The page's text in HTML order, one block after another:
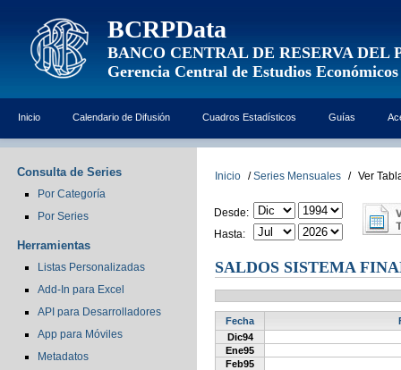
BCRPData
BANCO CENTRAL DE RESERVA DEL
Gerencia Central de Estudios Económicos
Inicio Calendario de Difusión Cuadros Estadísticos Guías
Consulta de Series
Por Categoría
Por Series
Herramientas
Listas Personalizadas
Add-In para Excel
API para Desarrolladores
App para Móviles
Metadatos
Inicio / Series Mensuales / Ver
Desde:
Hasta:
SALDOS SISTEMA
Fecha
Dic94
Ene95
Feb95